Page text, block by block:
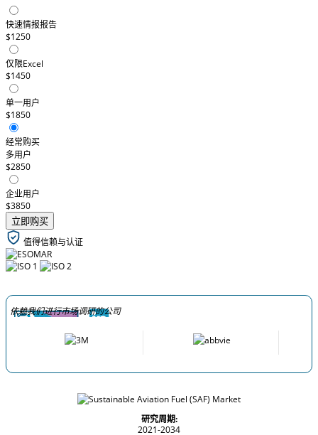
快速情报报告
$1250
仅限Excel
$1450
单一用户
$1850
经常购买
多用户
$2850
企业用户
$3850
立即购买
值得信赖与认证
依赖我们进行市场调研的公司
研究周期:
2021-2034